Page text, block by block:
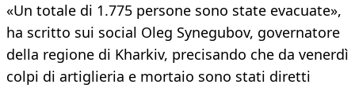
«Un totale di 1.775 persone sono state evacuate»,
ha scritto sui social Oleg Synegubov, governatore
della regione di Kharkiv, precisando che da venerdì
colpi di artiglieria e mortaio sono stati diretti